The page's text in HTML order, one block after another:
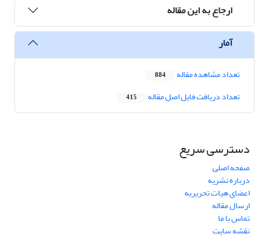
ارجاع به این مقاله
آمار
تعداد مشاهده مقاله 884
تعداد دریافت فایل اصل مقاله 415
دسترسی سریع
صفحه اصلی
درباره نشریه
اعضای هیات تحریریه
ارسال مقاله
تماس با ما
نقشه سایت